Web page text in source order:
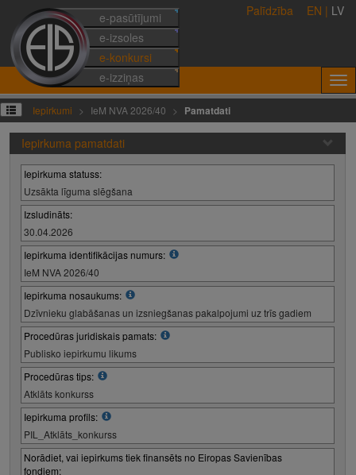
e-pasūtījumi
e-izsoles
e-konkursi
e-izziņas
Palīdzība EN | LV
Iepirkumi IeM NVA 2026/40 Pamatdati
Iepirkuma pamatdati
Iepirkuma statuss:
Uzsākta līguma slēgšana
Izsludināts:
30.04.2026
Iepirkuma identifikācijas numurs:
IeM NVA 2026/40
Iepirkuma nosaukums:
Dzīvnieku glabāšanas un izsniegšanas pakalpojumi uz trīs gadiem
Procedūras juridiskais pamats:
Publisko iepirkumu likums
Procedūras tips:
Atklāts konkurss
Iepirkuma profils:
PIL_Atklāts_konkurss
Norādiet, vai iepirkums tiek finansēts no Eiropas Savienības
fondiem: